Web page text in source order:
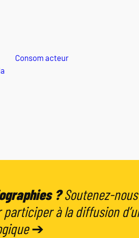
Consom acteur
? Soutenez-nous
à la diffusion
➔